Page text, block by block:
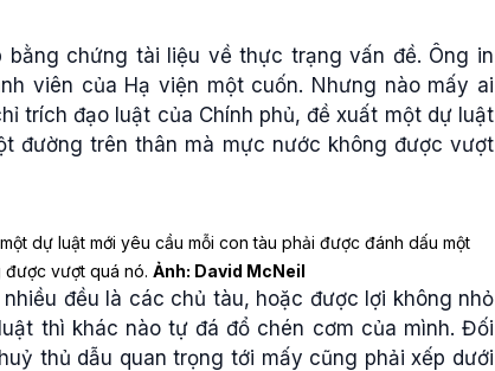
bằng chứng tài liệu về thực trạng vấn đề. Ông in
viên của Hạ viện một cuốn. Nhưng nào mấy ai
trích đạo luật của Chính phủ, đề xuất một dự luật
đường trên thân mà mực nước không được vượt
dự luật mới yêu cầu mỗi con tàu phải được đánh dấu một
vượt quá nó. Ảnh: David McNeil
đều là các chủ tàu, hoặc được lợi không nhỏ
thì khác nào tự đá đổ chén cơm của mình. Đối
thủ dẫu quan trọng tới mấy cũng phải xếp dưới